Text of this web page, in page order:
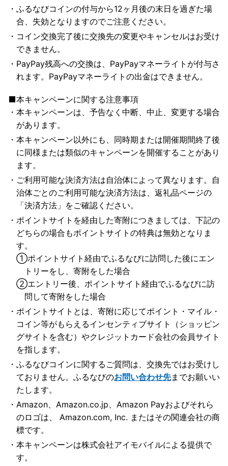
ふるなびコインの付与から12ヶ月後の末日を過ぎた場
合、失効となりますのでご注意ください。
コイン交換完了後に交換先の変更やキャンセルはお受け
できません。
PayPay残高への交換は、PayPayマネーライトが付与さ
れます。PayPayマネーライトの出金はできません。
本キャンペーンに関する注意事項
本キャンペーンは、予告なく中断、中止、変更する場合
があります。
本キャンペーン以外にも、同時期または開催期間終了後
に同様または類似のキャンペーンを開催することがあり
ます。
ご利用可能な決済方法は自治体によって異なります。自
治体ごとのご利用可能な決済方法は、返礼品ページの
「決済方法」をご確認ください。
ポイントサイトを経由した寄附につきましては、下記の
どちらの場合もポイントサイトの特典は無効となりま
す。
①ポイントサイト経由でふるなびに訪問した後にエン
トリーをし、寄附をした場合
②エントリー後、ポイントサイト経由でふるなびに訪
問して寄附をした場合
ポイントサイトとは、寄附に応じてポイント・マイル・
コイン等がもらえるインセンティブサイト（ショッピン
グサイトを含む）やクレジットカード会社の会員サイト
を指します。
ふるなびコインに関するご質問は、交換先ではお受けし
ておりません。ふるなびのお問い合わせ先までお願いい
たします。
Amazon、Amazon.co.jp、Amazon Payおよびそれら
のロゴは、 Amazon.com, Inc. またはその関連会社の商
標です。
本キャンペーンは株式会社アイモバイルによる提供で
す。